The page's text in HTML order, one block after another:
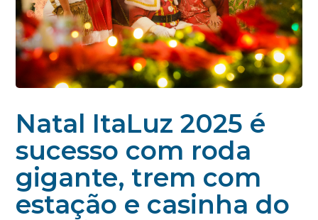
Natal ItaLuz 2025 é
sucesso com roda
gigante, trem com
estação e casinha do